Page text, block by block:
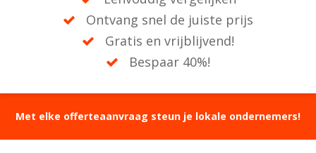
Ontvang snel de juiste prijs
Gratis en vrijblijvend!
Bespaar 40%!
Met elke offerteaanvraag steun je lokale ondernemers!